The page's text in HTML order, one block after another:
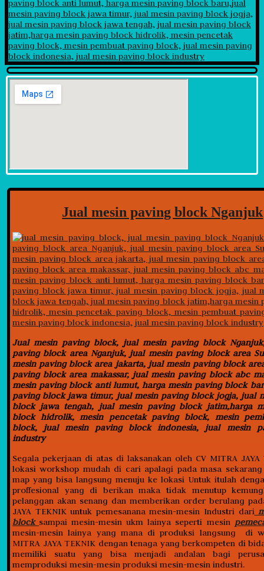
Jual mesin paving block Nganjuk
Jual mesin paving block, jual mesin paving block
paving block area Nganjuk, jual mesin paving block area
mesin paving block area jakarta, jual mesin paving block
paving block area makassar, jual mesin paving block abc
mesin paving block anti lumut, harga mesin paving block
paving block jawa timur, jual mesin paving block jogja, jual
block jawa tengah, jual mesin paving block jatim,harga
block hidrolik, mesin pencetak paving block, mesin
block, jual mesin paving block indonesia, jual mesin
industry
Segala pekerjaan di atas di laksanakan oleh CV MITRA JAYA
lokasi workshop mudah di cari apalagi pada masa
map yang bisa langsung menuju ke lokasi Untuk itulah
proffesional yang di berikan maka tidak menutup
pelanggan akan senang dan memberikan order berulang
JAYA TEKNIK untuk pemesanana mesin-mesin Industri dari
block sampai mesin-mesin ukm lainya seperti mesin
mesin-mesin lainya yang mana di produksi langsung di
MITRA JAYA TEKNIK dengan tenaga yang berkompeten di
memiliki suatu yang bisa menjadi andalan bagi
memproduksi mesin-mesin produksi mesin-mesin industri.